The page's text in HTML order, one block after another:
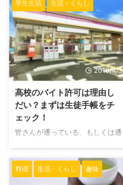
舗に出向かなくても希望の商品が
宅配されるとても便利なネット通
販。 商品が届くと嬉しくて、つ
い慌ただしく梱包をといて中身を
確認しちゃいますね。 ところ
が、しばらくして「やっぱり返品
したいな…」と思うこともしばし
ばあります。 そんなとき、返品
の際にハタと困るのが梱包です。
箱、捨てちゃったけど違う箱に入
れて返品してもいい? そこで、購
入した商品を返品する際の一般的
合返品可能なのかどうかを調べて
みましょう。 返品する際の一 ...
学生生活 生活・くらし
2019/4/3
高校のバイト許可は理由し
だい？まずは生徒手帳をチ
ェック！
皆さんが通っている、もしくは通
れていたでしょうか？ ちょっと
前も現代でも何かと欲しい物や行
きたい場所があって高校生といえ
料理 生活・くらし 趣味